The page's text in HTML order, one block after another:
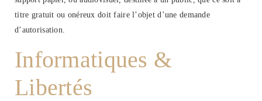
titre gratuit ou onéreux doit faire l’objet d’une demande
d’autorisation.
Informatiques &
Libertés